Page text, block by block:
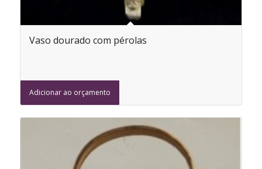
Vaso dourado com pérolas
Adicionar ao orçamento